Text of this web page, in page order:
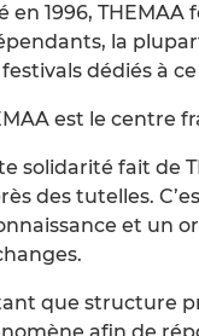
en 1996,
la
dédiés à
est le centre
solidarité fait de
des tutelles.
et un
que structure